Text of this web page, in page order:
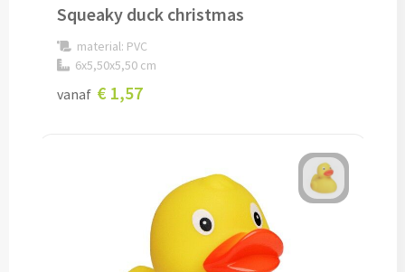
USB-hubs bedrukken
Computermuizen bedrukken
Laserpointers bedrukken
Smartwatches & Klokken
Smartwatches bedrukken
Squeaky duck christmas
material: PVC
6x5,50x5,50 cm
vanaf € 1,57